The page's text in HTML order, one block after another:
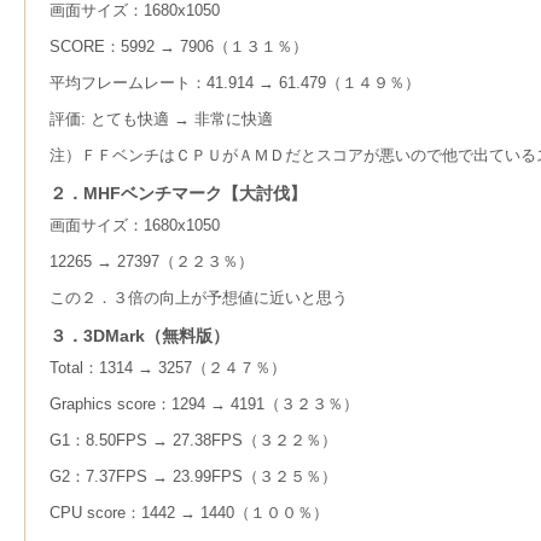
画面サイズ：1680x1050
SCORE：5992 → 7906（１３１％）
平均フレームレート：41.914 → 61.479（１４９％）
評価: とても快適 → 非常に快適
注）ＦＦベンチはＣＰＵがＡＭＤだとスコアが悪いので他で出てい
２．MHFベンチマーク【大討伐】
画面サイズ：1680x1050
12265 → 27397（２２３％）
この２．３倍の向上が予想値に近いと思う
３．3DMark（無料版）
Total：1314 → 3257（２４７％）
Graphics score：1294 → 4191（３２３％）
G1：8.50FPS → 27.38FPS（３２２％）
G2：7.37FPS → 23.99FPS（３２５％）
CPU score：1442 → 1440（１００％）